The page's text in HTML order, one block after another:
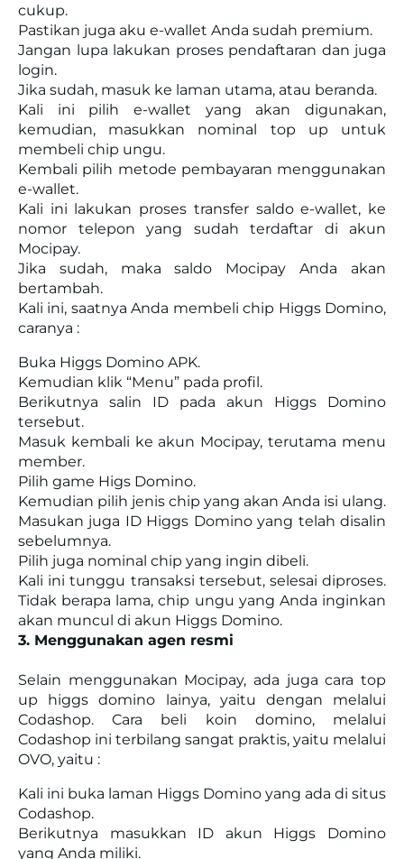
cukup.
Pastikan juga aku e-wallet Anda sudah premium.
Jangan lupa lakukan proses pendaftaran dan juga
login.
Jika sudah, masuk ke laman utama, atau beranda.
Kali ini pilih e-wallet yang akan digunakan,
kemudian, masukkan nominal top up untuk
membeli chip ungu.
Kembali pilih metode pembayaran menggunakan
e-wallet.
Kali ini lakukan proses transfer saldo e-wallet, ke
nomor telepon yang sudah terdaftar di akun
Mocipay.
Jika sudah, maka saldo Mocipay Anda akan
bertambah.
Kali ini, saatnya Anda membeli chip Higgs Domino,
caranya :
Buka Higgs Domino APK.
Kemudian klik “Menu” pada profil.
Berikutnya salin ID pada akun Higgs Domino
tersebut.
Masuk kembali ke akun Mocipay, terutama menu
member.
Pilih game Higs Domino.
Kemudian pilih jenis chip yang akan Anda isi ulang.
Masukan juga ID Higgs Domino yang telah disalin
sebelumnya.
Pilih juga nominal chip yang ingin dibeli.
Kali ini tunggu transaksi tersebut, selesai diproses.
Tidak berapa lama, chip ungu yang Anda inginkan
akan muncul di akun Higgs Domino.
3. Menggunakan agen resmi
Selain menggunakan Mocipay, ada juga cara top
up higgs domino lainya, yaitu dengan melalui
Codashop. Cara beli koin domino, melalui
Codashop ini terbilang sangat praktis, yaitu melalui
OVO, yaitu :
Kali ini buka laman Higgs Domino yang ada di situs
Codashop.
Berikutnya masukkan ID akun Higgs Domino
yang Anda miliki.